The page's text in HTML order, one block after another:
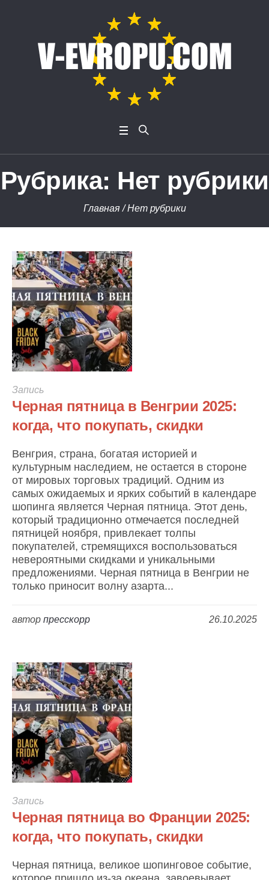
Рубрика: Нет рубрики
Главная /Нет рубрики
Запись
Черная пятница в Венгрии 2025:
когда, что покупать, скидки
Венгрия, страна, богатая историей и
культурным наследием, не остается в стороне
от мировых торговых традиций. Одним из
самых ожидаемых и ярких событий в календаре
шопинга является Черная пятница. Этот день,
который традиционно отмечается последней
пятницей ноября, привлекает толпы
покупателей, стремящихся воспользоваться
невероятными скидками и уникальными
предложениями. Черная пятница в Венгрии не
только приносит волну азарта...
26.10.2025
автор пресскорр
Запись
Черная пятница во Франции 2025:
когда, что покупать, скидки
Черная пятница, великое шопинговое событие,